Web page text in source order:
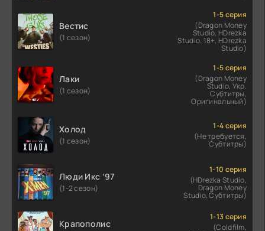
Вестис
(1 сезон)
1-5 серия
(Dragon Money
Studio, HDrezka
Studio. 18+, HDrezka
Studio)
Лаки
(1 сезон)
1-5 серия
(Dragon Money
Studio, Укр.
Субтитры,
Оригинальный)
Холод
(1 сезон)
1-4 серия
(Не требуется,
Субтитры)
Люди Икс ’97
(1-2 сезон)
1-10 серия
(HDrezka Studio,
Dragon Money
Studio, Субтитры)
Крапополис
1-13 серия
(Coldfilm,